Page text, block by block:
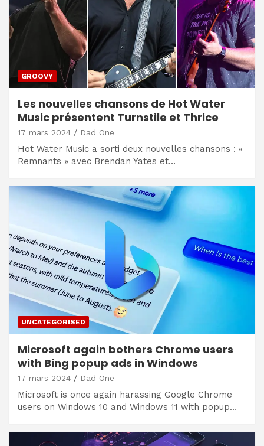
GROOVY
Les nouvelles chansons de Hot Water
Music présentent Turnstile et Thrice
17 mars 2024 Dad One
Hot Water Music a sorti deux nouvelles chansons : «
Remnants » avec Brendan Yates et…
UNCATEGORISED
Microsoft again bothers Chrome users
with Bing popup ads in Windows
17 mars 2024 Dad One
Microsoft is once again harassing Google Chrome
users on Windows 10 and Windows 11 with popup…